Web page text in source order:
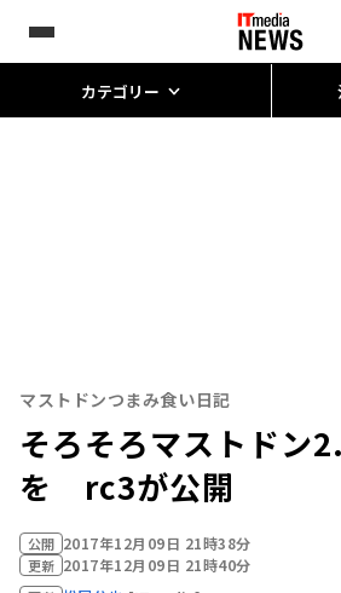
カテゴリー
マストドンつまみ食い日記
そろそろマストドン
を rc3が公開
公開 2017年12月09日 21時38分
更新 2017年12月09日 21時40分